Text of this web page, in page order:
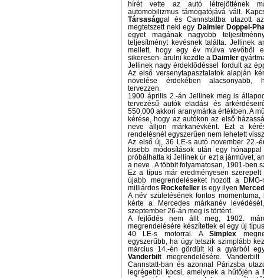
hírét vette az autó létrejöttének
automobilizmus támogatójává vált.
Társasággal és Cannstattba utazott
megtetszett neki egy Daimler Doppel-
egyet magának nagyobb
teljesítményt kevésnek találta. Jellinek
mellett, hogy egy év múlva vevőből
sikeresen- árulni kezdte a Daimler
Jellinek nagy érdeklődéssel fordult az
Az első versenytapasztalatok alapján
növelése érdekében alacsonyabb,
tervezzen.
1900 április 2.-án Jellinek meg is
tervezésű autók eladási és
550.000 akkori aranymárka értékben. A
kérése, hogy az autókon az első
neve álljon márkanévként. Ezt a
rendelésnél egyszerűen nem lehetett
Az első új, 36 LE-s autó november 22.-
kisebb módosítások után egy
próbálhatta ki Jellinek úr ezt a járművet,
a neve . A többit folyamatosan, 1901-ben
Ez a típus már eredményesen
újabb megrendeléseket hozott a
milliárdos Rockefeller is egy ilyen
A név születésének fontos
kérte a Mercedes márkanév
szeptember 26-án meg is történt.
A fejlődés nem állt meg, 1902.
megrendelésére készítettek el egy új
40 LE-s motorral. ASimplex
egyszerűbb, ha úgy tetszik szimplább
március 14.-én gördült ki a gyárból
Vanderbilt megrendelésére.
Cannstatt-ban és azonnal Párizsba
legrégebbi kocsi, amelynek a hűtőjén a